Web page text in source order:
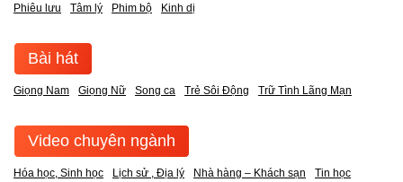
Phiêu lưu Tâm lý Phim bộ Kinh dị
Bài hát
Giọng Nam Giọng Nữ Song ca Trẻ Sôi Động Trữ Tình Lãng Mạn
Video chuyên ngành
Hóa học, Sinh học Lịch sử , Địa lý Nhà hàng – Khách sạn Tin học